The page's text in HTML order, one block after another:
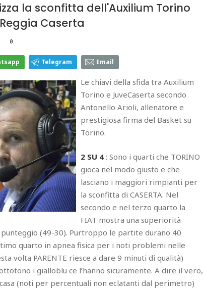
la sconfitta dell'Auxilium Torino
Caserta
0
Telegram Email
Le chiavi della sfida tra Auxilium
Torino e JuveCaserta secondo
Antonello Arioli, allenatore e
prestigiosa firma del Basket su
Torino.
2 SU 4 : Sono i quarti che TORINO
gioca nel modo giusto e che
lasciano i maggiori rimpianti per
la sconfitta di CASERTA. Nel
secondo e nel terzo quarto la
FIAT mostra una superiorità
(49-30). Purtroppo le partite durano 40
quarto in apnea fisica per i noti problemi nelle
volta PARENTE riesce a dare 9 minuti di qualità)
i gialloblu ce l’hanno sicuramente. A dire il vero,
(noti per percentuali non eclatanti dal perimetro)